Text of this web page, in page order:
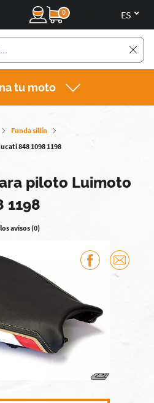
0
tu moto
Funda sillín
848 1098 1198
piloto Luimoto
1198
avisos (0)